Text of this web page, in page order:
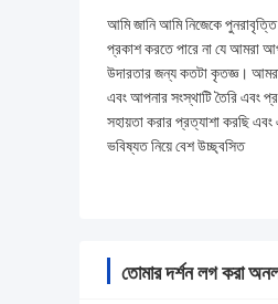
আমি জানি আমি নিজেকে
প্রকাশ করতে পারে না যে আমরা
উদারতার জন্য কতটা কৃতজ্ঞ।
এবং আপনার সংস্থাটি তৈরি এবং
সহায়তা করার প্রত্যাশা করছি
ভবিষ্যত নিয়ে বেশ উচ্ছ্বসিত
তোমার দর্শন লগ করা